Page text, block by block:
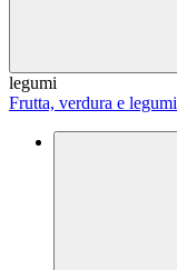
legumi
Frutta, verdura e legumi